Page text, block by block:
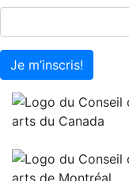
Je m’inscris!